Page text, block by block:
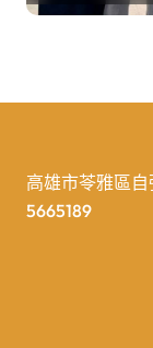
高雄市苓雅區
5665189